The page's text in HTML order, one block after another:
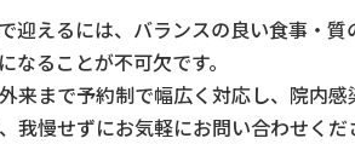
迎えるには、バランスの良い食事・
ることが不可欠です。
来まで予約制で幅広く対応し、院内感
我慢せずにお気軽にお問い合わせくだ